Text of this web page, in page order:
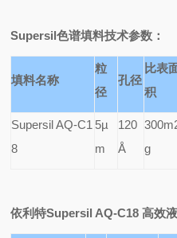
Supersil色谱填料技术参数：
填料名称
粒
径
孔径
比表
积
Supersil AQ-C1
8
5µ
m
120
Å
g
依利特Supersil AQ-C18 高效